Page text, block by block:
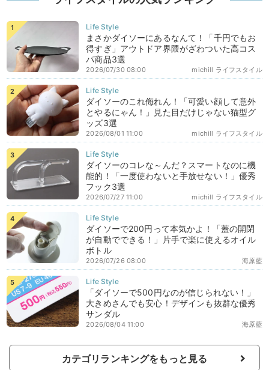
まさかダイソーにあるなんて！「千円でもお
得すぎ」アウトドア界隈がざわついた高コス
パ商品3選
michill ライフスタイル
2026/07/30 08:00
ダイソーのこれ侮れん！「可愛い顔して意外
とやるにゃん！」見た目だけじゃない猫型グ
ッズ3選
michill ライフスタイル
2026/08/01 11:00
ダイソーのコレな～んだ？スマートなのに機
能的！「一度使わないと手放せない！」優秀
フック3選
michill ライフスタイル
2026/07/27 11:00
ダイソーで200円って本気かよ！「蓋の開閉
が自動でできる！」片手で楽に使えるオイル
ボトル
海原藍
2026/07/26 08:00
「ダイソーで500円なのが信じられない！」
大きめさんでも安心！デザインも抜群な優秀
サンダル
海原藍
2026/08/04 11:00
カテゴリランキングをもっと見る